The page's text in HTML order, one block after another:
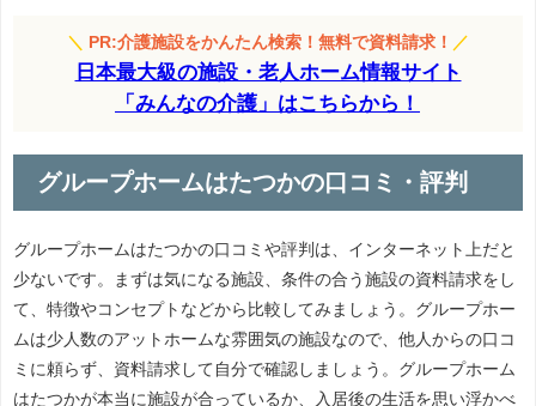
＼ PR:介護施設をかんたん検索！無料で資料請求！ ／
日本最大級の施設・老人ホーム情報サイト
「みんなの介護」はこちらから！
グループホームはたつかの口コミ・評判
グループホームはたつかの口コミや評判は、インターネット上だと
少ないです。まずは気になる施設、条件の合う施設の資料請求をし
て、特徴やコンセプトなどから比較してみましょう。グループホー
ムは少人数のアットホームな雰囲気の施設なので、他人からの口コ
ミに頼らず、資料請求して自分で確認しましょう。グループホーム
はたつかが本当に施設が合っているか、入居後の生活を思い浮かべ